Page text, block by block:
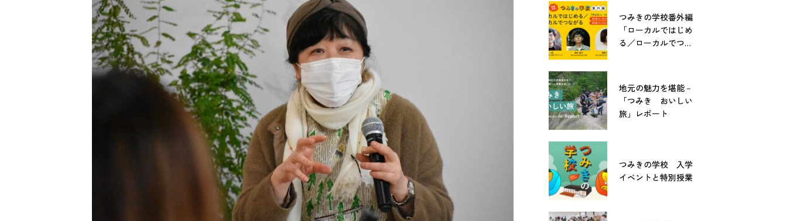
つみきの学校番外編
「ローカルではじめ
る／ローカルでつな
地元の魅力を堪能－
「つみき おいしい
旅」レポート
つみきの学校 入学
イベントと特別授業